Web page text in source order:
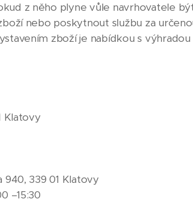
z něho plyne vůle navrhovatele
nebo poskytnout službu za
zboží je nabídkou s
Klatovy
940, 339 01 Klatovy
–15:30